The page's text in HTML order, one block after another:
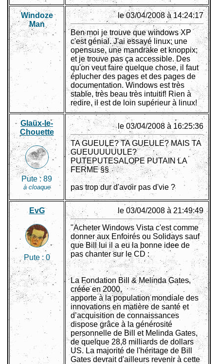
Windoze
Man
le 03/04/2008 à 14:24:17
Ben moi je trouve que windows XP
c'est génial. J'ai essayé linux; une
opensuse, une mandrake et knoppix;
et je trouve pas ça accessible. Des
qu'on veut faire quelque chose, il faut
éplucher des pages et des pages de
documentation. Windows est très
stable, très beau très intuitif! Rien à
redire, il est de loin supérieur à linux!
Glaüx-le-
Chouette
Pute :89
à cloaque
le 03/04/2008 à 16:25:36
TA GUEULE? TA GUEULE? MAIS TA
GUEUUUUUULE?
PUTEPUTESALOPE PUTAIN LA
FERME §§
pas trop dur d'avoir pas d'vie ?
EvG
Pute : 0
le 03/04/2008 à 21:49:49
"Acheter Windows Vista c'est comme
donner aux Enfoirés ou Solidays sauf
que Bill lui il a eu la bonne idee de
pas chanter sur le CD :
La Fondation Bill & Melinda Gates,
créée en 2000,
apporte à la population mondiale des
innovations en matière de santé et
d’acquisition de connaissances
dispose grâce à la générosité
personnelle de Bill et Melinda Gates,
de quelque 28,8 milliards de dollars
US. La majorité de l'héritage de Bill
Gates devrait d'ailleurs revenir à cette